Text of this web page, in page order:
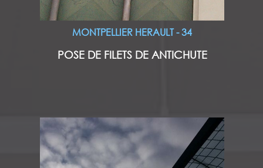
MONTPELLIER HERAULT - 34
POSE DE FILETS DE ANTICHUTE